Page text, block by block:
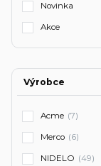
Novinka
Akce
Výrobce
Acme (7)
Merco (6)
NIDELO (49)